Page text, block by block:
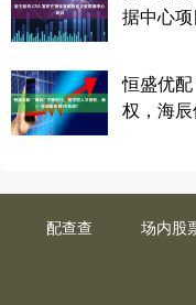
据中心项
恒盛优配
权，海
配查查 场内股